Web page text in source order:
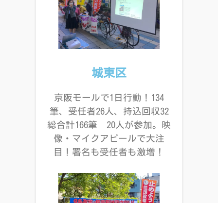
城東区
京阪モールで1日行動！134
筆、受任者26人、持込回収32
総合計166筆 20人が参加。映
像・マイクアピールで大注
目！署名も受任者も激増！